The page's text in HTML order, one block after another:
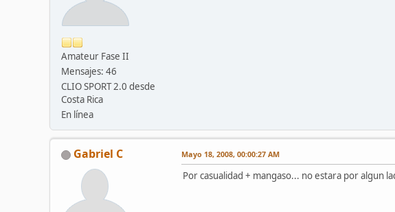
Amateur Fase II
Mensajes: 46
CLIO SPORT 2.0 desde
Costa Rica
En línea
Gabriel C Mayo 18, 2008, 00:00:27 AM
Por casualidad + mangaso... no estara por algun